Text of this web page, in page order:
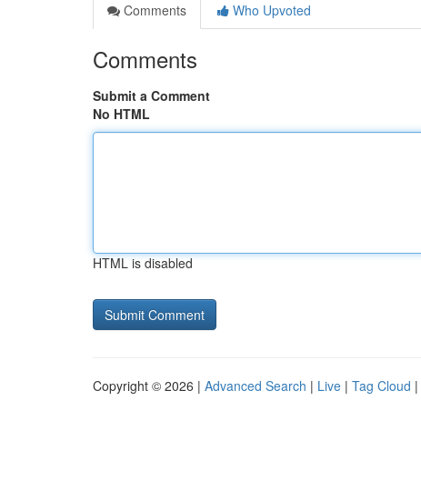
Comments
Who Upvoted
Comments
Submit a Comment
No HTML
HTML is disabled
Copyright © 2026 | Advanced Search | Live | Tag Cloud |